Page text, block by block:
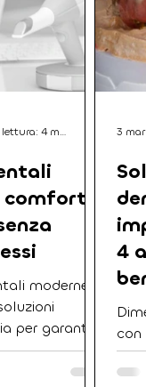
e
moderne
per garantire
e un
senza
Tempo di lettura: 4 min
4
con
3 mar